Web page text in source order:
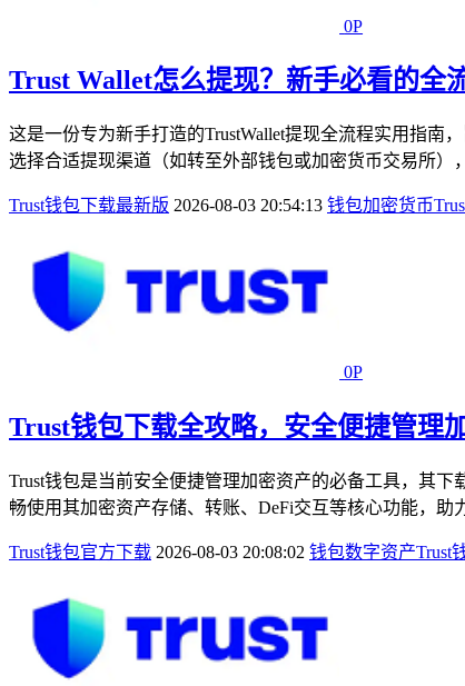
0P
Trust Wallet怎么提现？新手必看的全
这是一份专为新手打造的TrustWallet提现全流程实用指南
选择合适提现渠道（如转至外部钱包或加密货币交易所
Trust钱包下载最新版 2026-08-03 20:54:13 钱包加密货币
0P
Trust钱包下载全攻略，安全便捷管理
Trust钱包是当前安全便捷管理加密资产的必备工具，其
畅使用其加密资产存储、转账、DeFi交互等核心功能，
Trust钱包官方下载 2026-08-03 20:08:02 钱包数字资产Trust